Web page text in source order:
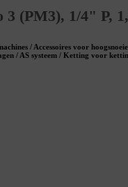
3 (PM3), 1/4" P,
/ Accessoires voor
/ AS systeem / Ketting voor